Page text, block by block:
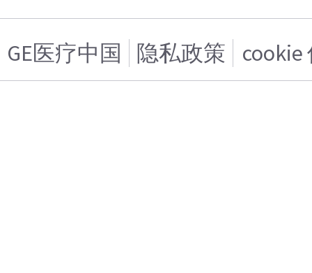
GE医疗中国 隐私政策 cookie